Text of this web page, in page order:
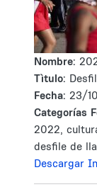
Nombre:
Tìtulo:
Fecha: 23/
Categorías
2022,
desfile de
Descargar